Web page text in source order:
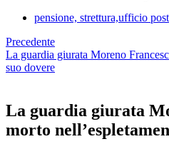
pensione, strettura,ufficio
Precedente
La guardia giurata Moreno
suo dovere
La guardia giurata
morto